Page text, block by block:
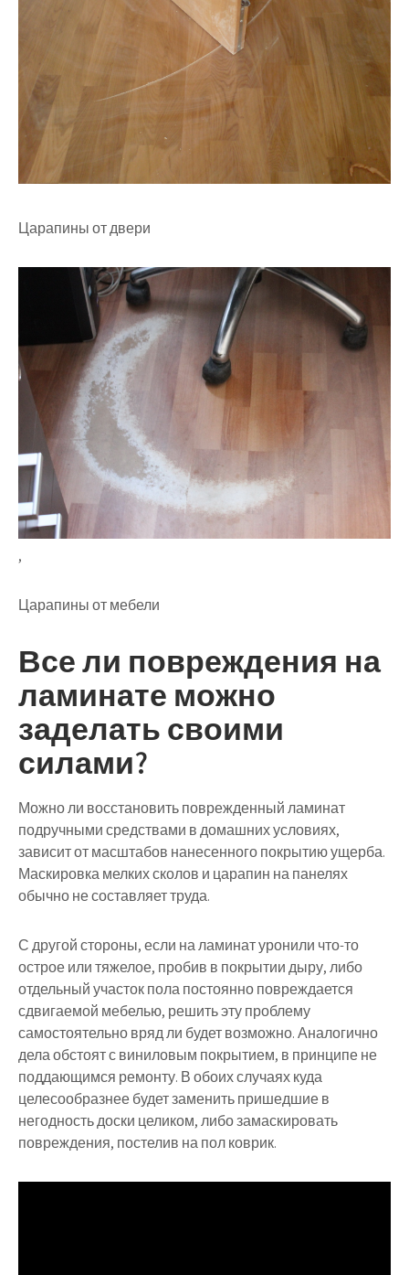
Царапины от двери
,
Царапины от мебели
Все ли повреждения на
ламинате можно
заделать своими
силами?
Можно ли восстановить поврежденный ламинат
подручными средствами в домашних условиях,
зависит от масштабов нанесенного покрытию ущерба.
Маскировка мелких сколов и царапин на панелях
обычно не составляет труда.
С другой стороны, если на ламинат уронили что-то
острое или тяжелое, пробив в покрытии дыру, либо
отдельный участок пола постоянно повреждается
сдвигаемой мебелью, решить эту проблему
самостоятельно вряд ли будет возможно. Аналогично
дела обстоят с виниловым покрытием, в принципе не
поддающимся ремонту. В обоих случаях куда
целесообразнее будет заменить пришедшие в
негодность доски целиком, либо замаскировать
повреждения, постелив на пол коврик.